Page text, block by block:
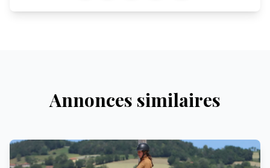
Annonces similaires